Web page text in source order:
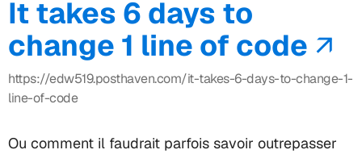
It takes 6 days to
change 1 line of code
https://edw519.posthaven.com/it-takes-6-days-to-change-1-
line-of-code
Ou comment il faudrait parfois savoir outrepasser